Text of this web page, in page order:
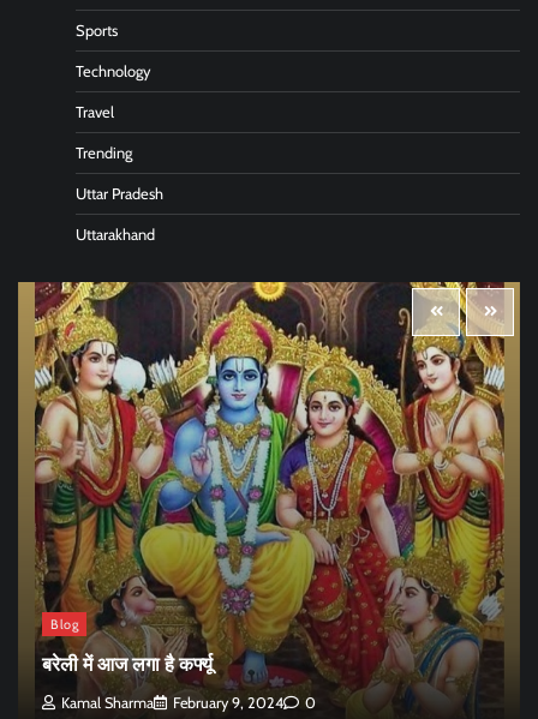
Sports
Technology
Travel
Trending
Uttar Pradesh
Uttarakhand
Blog
बरेली में आज लगा है कर्फ्यू
Kamal Sharma February 9, 2024 0